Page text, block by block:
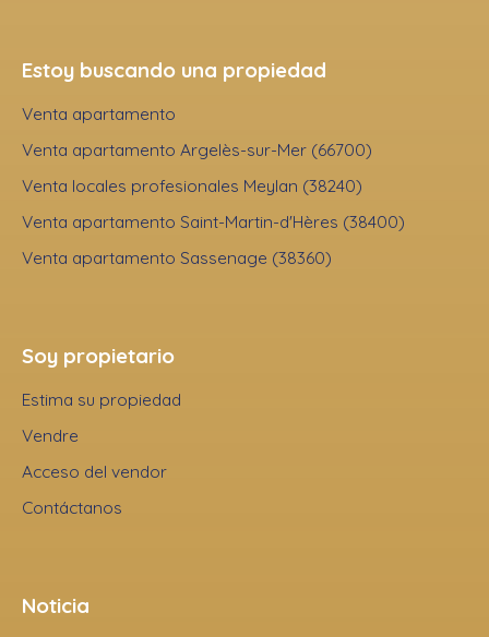
Estoy buscando una propiedad
Venta apartamento
Venta apartamento Argelès-sur-Mer (66700)
Venta locales profesionales Meylan (38240)
Venta apartamento Saint-Martin-d'Hères (38400)
Venta apartamento Sassenage (38360)
Soy propietario
Estima su propiedad
Vendre
Acceso del vendor
Contáctanos
Noticia